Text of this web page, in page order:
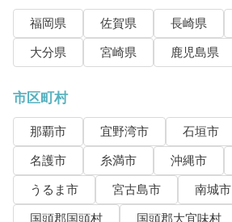
福岡県 佐賀県 長崎県
大分県
宮崎県 鹿児島県
市区町村
那覇市 宜野湾市 石垣市
名護市
糸満市 沖縄市
うるま市
宮古島市
南城市
国頭郡国頭村
国頭郡大宜味村